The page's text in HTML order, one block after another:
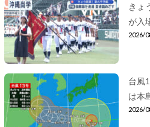
きょ
が入
2026/
台風
は本
2026/